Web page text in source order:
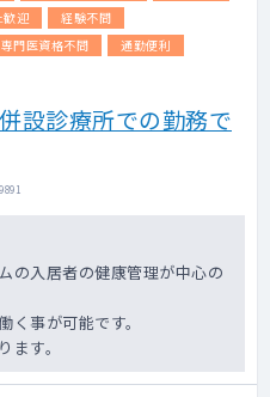
歓迎
経験不問
専門医資格不問
通勤便利
設診療所での勤務で
の入居者の健康管理が中心の
事が可能です。
ます。